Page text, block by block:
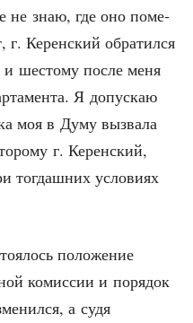
не знаю, где оно поме­
г. Керен­ский обра­тил­ся
и шесто­му после меня
Я допус­каю
моя в Думу вызва­ла
г. Керен­ский,
тогдаш­них усло­ви­ях
поло­же­ние
комис­сии и поря­док
а судя